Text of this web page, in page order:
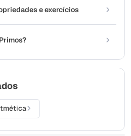
e exercícios